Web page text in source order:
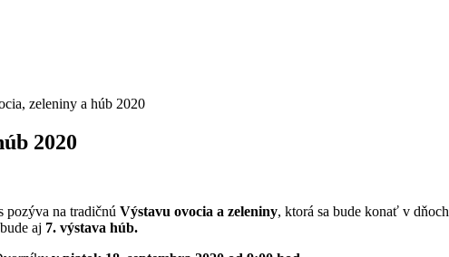
zeleniny a húb 2020
2020
pozýva na tradičnú Výstavu ovocia a zeleniny, ktorá sa bude konať v dňoch
aj 7. výstava húb.